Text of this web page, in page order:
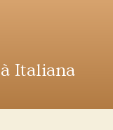
Italiana